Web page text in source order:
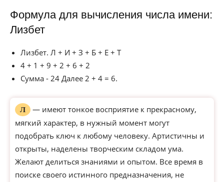
Формула для вычисления числа имени:
Лизбет
Лизбет. Л + И + З + Б + Е + Т
4 + 1 + 9 + 2 + 6 + 2
Сумма - 24 Далее 2 + 4 = 6.
Л
— имеют тонкое восприятие к прекрасному,
мягкий характер, в нужный момент могут
подобрать ключ к любому человеку. Артистичны и
открыты, наделены творческим складом ума.
Желают делиться знаниями и опытом. Все время в
поиске своего истинного предназначения, не